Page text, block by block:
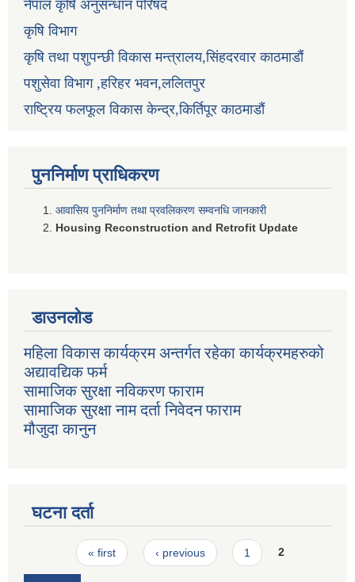
नेपाल कृषि अनुसन्धान परिषद
कृषि विभाग
कृषि तथा पशुपन्छी विकास मन्त्रालय,सिंहदरवार काठमाडौं
पशुसेवा विभाग ,हरिहर भवन,ललितपुर
राष्ट्रिय फलफूल विकास केन्द्र,किर्तिपूर काठमाडौं
पुननिर्माण प्राधिकरण
आवासिय पुननिर्माण तथा प्रवलिकरण सम्वनधि जानकारी
Housing Reconstruction and Retrofit Update
डाउनलोड
महिला विकास कार्यक्रम अन्तर्गत रहेका कार्यक्रमहरुको
अद्यावद्यिक फर्म
सामाजिक सुरक्षा नविकरण फाराम
सामाजिक सुरक्षा नाम दर्ता निवेदन फाराम
मौजुदा कानुन
घटना दर्ता
Pages« first ‹ previous 1 2